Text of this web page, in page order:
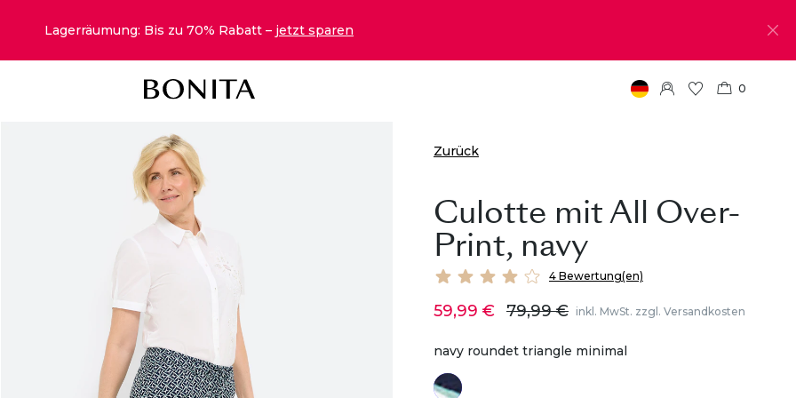
Lagerräumung: Bis zu 70% Rabatt – jetzt sparen
0
Zurück
Culotte mit All Over-
Print, navy
4 Bewertung(en)
59,99 € 79,99 € inkl. MwSt. zzgl. Versandkosten
navy roundet triangle minimal